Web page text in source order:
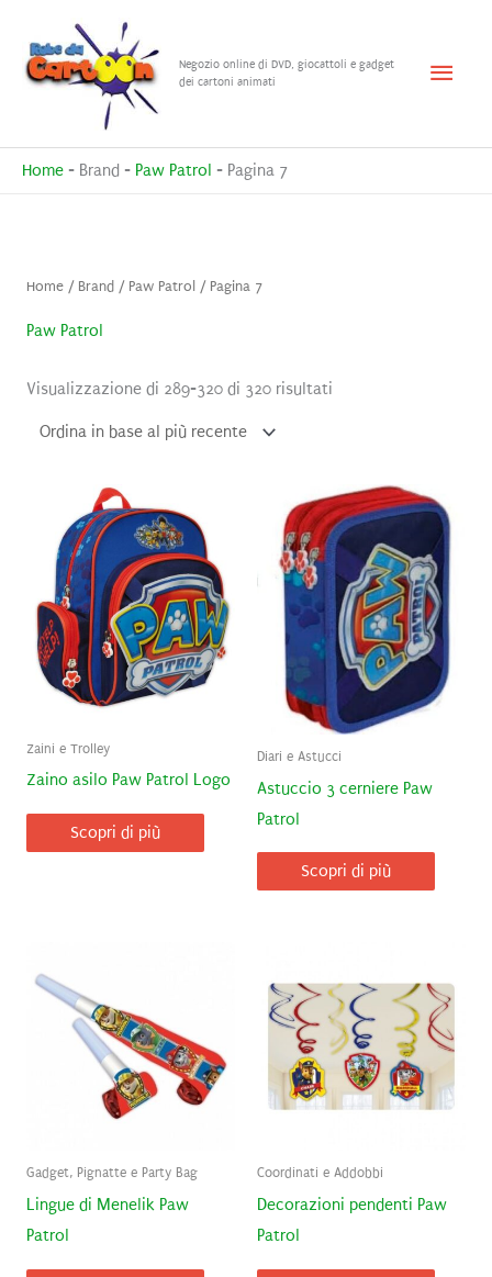
contenuto
Negozio online di DVD, giocattoli e gadget
dei cartoni animati
Menu
Home - Brand - Paw Patrol - Pagina 7
Home/ Brand / Paw Patrol/ Pagina 7
Paw Patrol
Visualizzazione di 289-320 di 320 risultatiOrdina
Zaini e Trolley
Zaino asilo Paw Patrol Logo
Scopri di più
Diari e Astucci
Astuccio 3 cerniere Paw
Patrol
Scopri di più
Gadget, Pignatte e Party Bag
Lingue di Menelik Paw
Patrol
Coordinati e Addobbi
Decorazioni pendenti Paw
Patrol